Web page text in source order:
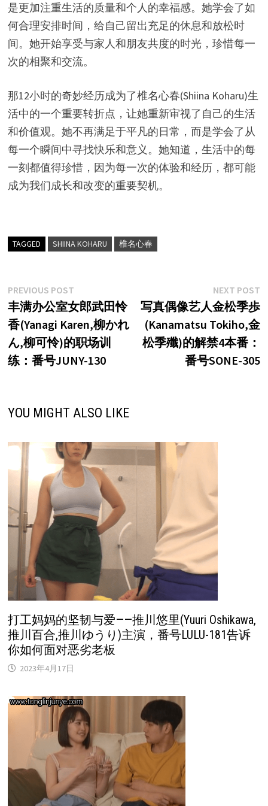
是更加注重生活的质量和个人的幸福感。她学会了如
何合理安排时间，给自己留出充足的休息和放松时
间。她开始享受与家人和朋友共度的时光，珍惜每一
次的相聚和交流。
那12小时的奇妙经历成为了椎名心春(Shiina Koharu)生
活中的一个重要转折点，让她重新审视了自己的生活
和价值观。她不再满足于平凡的日常，而是学会了从
每一个瞬间中寻找快乐和意义。她知道，生活中的每
一刻都值得珍惜，因为每一次的体验和经历，都可能
成为我们成长和改变的重要契机。
TAGGED SHIINA KOHARU 椎名心春
文
章
导
航
PREVIOUS POSTPrevious
post:
丰满办公室女郎武田怜
香(Yanagi Karen,柳かれ
ん,柳可怜)的职场训
练：番号JUNY-130
NEXT POST
写真偶像艺人金松季歩
(Kanamatsu Tokiho,金
松季殲)的解禁4本番：
番号SONE-305
YOU MIGHT ALSO LIKE
打工妈妈的坚韧与爱——推川悠里(Yuuri Oshikawa,
推川百合,推川ゆうり)主演，番号LULU-181告诉
你如何面对恶劣老板
2023年4月17日